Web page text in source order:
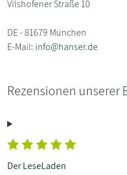
Vilshofener Straße 10
DE - 81679 München
E-Mail: info@hanser.de
Rezensionen unserer
Der LeseLaden